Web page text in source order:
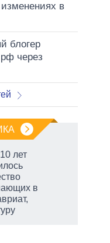
в
блогер
через
лет
в